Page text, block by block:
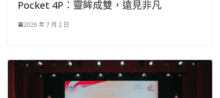
Pocket 4P：靈眸成雙，遠見非凡
2026 年 7 月 2 日